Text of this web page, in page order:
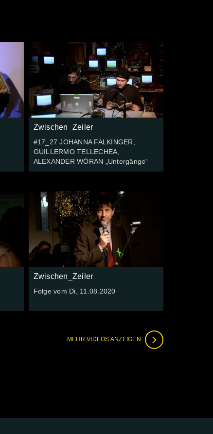
Zwischen_Zeiler
#17_27 JOHANNA FALKINGER,
GUILLERMO TELLECHEA,
ALEXANDER WÖRAN „Untergänge“
Zwischen_Zeiler
Folge vom Di, 11.08.2020
MEHR VIDEOS ANZEIGEN